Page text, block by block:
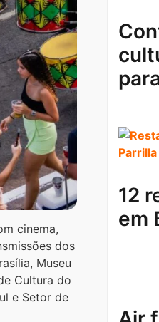
cinema,
dos
Museu
Cultura do
e Setor de
12
em